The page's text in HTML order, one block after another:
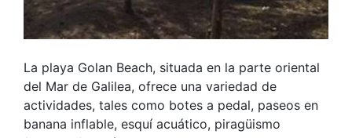
La playa Golan Beach, situada en la parte oriental
del Mar de Galilea, ofrece una variedad de
actividades, tales como botes a pedal, paseos en
banana inflable, esquí acuático, piragüismo